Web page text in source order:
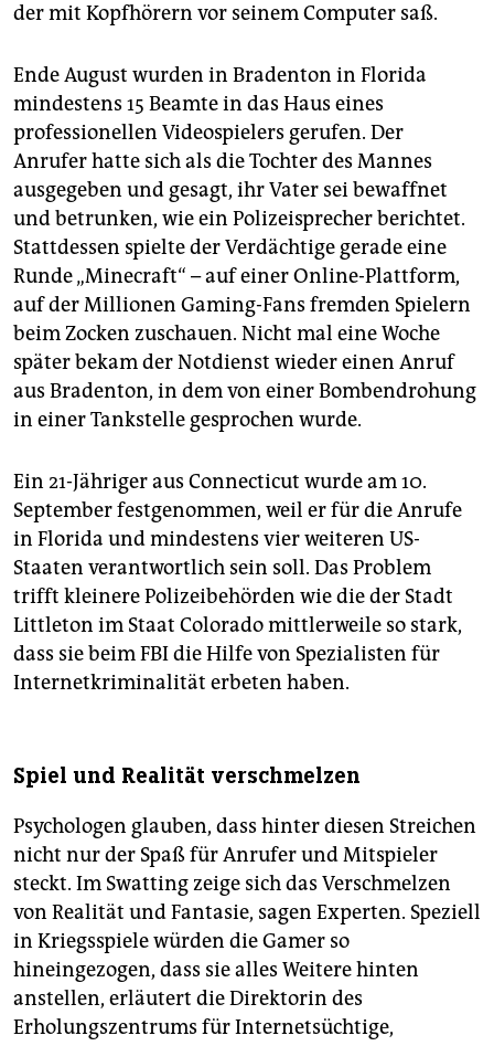
der mit Kopfhörern vor seinem Computer saß.
Ende August wurden in Bradenton in Florida
mindestens 15 Beamte in das Haus eines
professionellen Videospielers gerufen. Der
Anrufer hatte sich als die Tochter des Mannes
ausgegeben und gesagt, ihr Vater sei bewaffnet
und betrunken, wie ein Polizeisprecher berichtet.
Stattdessen spielte der Verdächtige gerade eine
Runde „Minecraft“ – auf einer Online-Plattform,
auf der Millionen Gaming-Fans fremden Spielern
beim Zocken zuschauen. Nicht mal eine Woche
später bekam der Notdienst wieder einen Anruf
aus Bradenton, in dem von einer Bombendrohung
in einer Tankstelle gesprochen wurde.
Ein 21-Jähriger aus Connecticut wurde am 10.
September festgenommen, weil er für die Anrufe
in Florida und mindestens vier weiteren US-
Staaten verantwortlich sein soll. Das Problem
trifft kleinere Polizeibehörden wie die der Stadt
Littleton im Staat Colorado mittlerweile so stark,
dass sie beim FBI die Hilfe von Spezialisten für
Internetkriminalität erbeten haben.
Spiel und Realität verschmelzen
Psychologen glauben, dass hinter diesen Streichen
nicht nur der Spaß für Anrufer und Mitspieler
steckt. Im Swatting zeige sich das Verschmelzen
von Realität und Fantasie, sagen Experten. Speziell
in Kriegsspiele würden die Gamer so
hineingezogen, dass sie alles Weitere hinten
anstellen, erläutert die Direktorin des
Erholungszentrums für Internetsüchtige,